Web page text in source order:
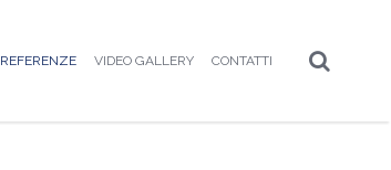
REFERENZE VIDEO GALLERY CONTATTI